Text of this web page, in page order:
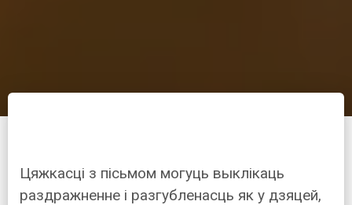
Цяжкасці з пісьмом могуць выклікаць
раздражненне і разгубленасць як у дзяцей,